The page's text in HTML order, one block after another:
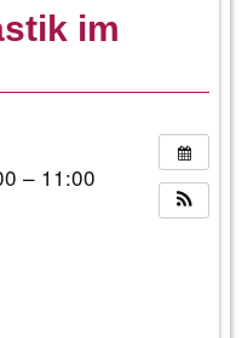
im
– 11:00